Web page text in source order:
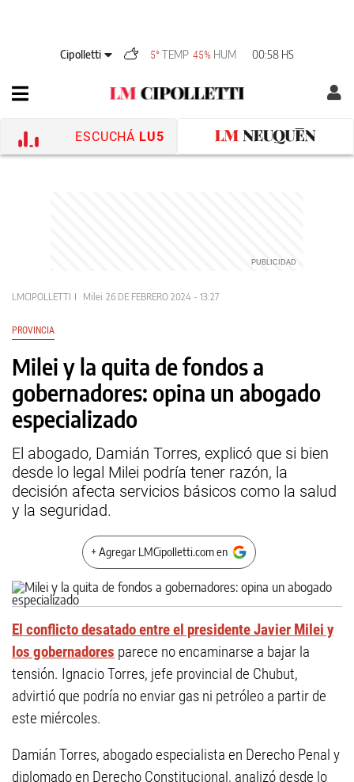
Cipolletti 5° TEMP 45% HUM 00:58 HS
ESCUCHÁ LU5
LMCIPOLLETTI Milei 26 DE FEBRERO 2024 - 13:27
PROVINCIA
Milei y la quita de fondos a
gobernadores: opina un abogado
especializado
El abogado, Damián Torres, explicó que si bien
desde lo legal Milei podría tener razón, la
decisión afecta servicios básicos como la salud
y la seguridad.
+ Agregar LMCipolletti.com en
El conflicto desatado entre el presidente Javier Milei y
los gobernadores parece no encaminarse a bajar la
tensión. Ignacio Torres, jefe provincial de Chubut,
advirtió que podría no enviar gas ni petróleo a partir de
este miércoles.
Damián Torres, abogado especialista en Derecho Penal y
diplomado en Derecho Constitucional, analizó desde lo